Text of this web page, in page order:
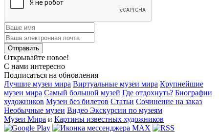
Открывайте новое!
С нами интересно
Подписаться на обновления
Лучшие музеи мира Виртуальные музеи мира Крупнейшие
музеи мира Самый большой музей Где отдохнуть? Биографии
художников Музеи без билетов Статьи Сочинение на заказ
Необычные музеи Видео Экскурсии по музеям
Музеи Мира и Картины известных художников